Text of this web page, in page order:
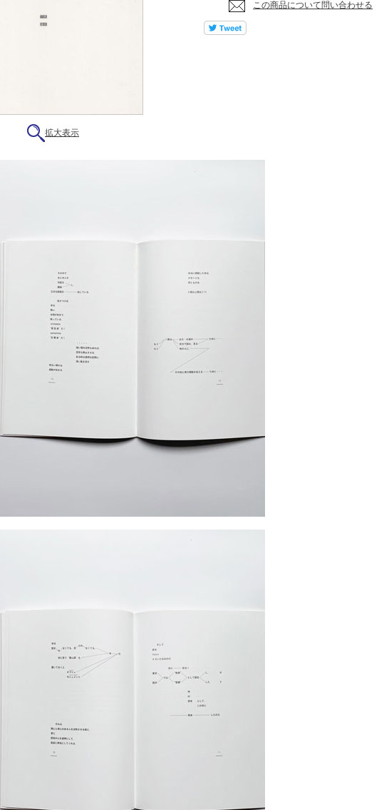
拡大表示
この商品について問い合わせる